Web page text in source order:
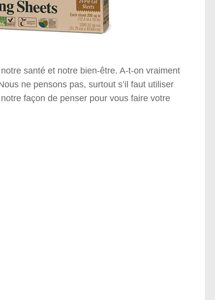
santé et notre bien-être. A-t-on vraiment
ne pensons pas, surtout s’il faut utiliser
façon de penser pour vous faire votre